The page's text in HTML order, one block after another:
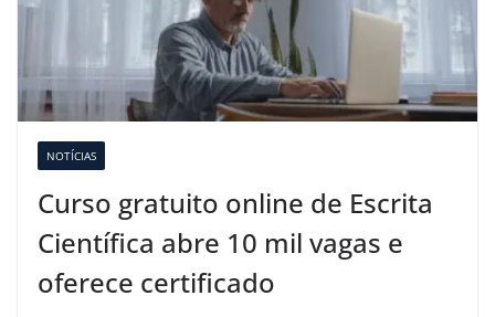
NOTÍCIAS
Curso gratuito online de Escrita
Científica abre 10 mil vagas e
oferece certificado